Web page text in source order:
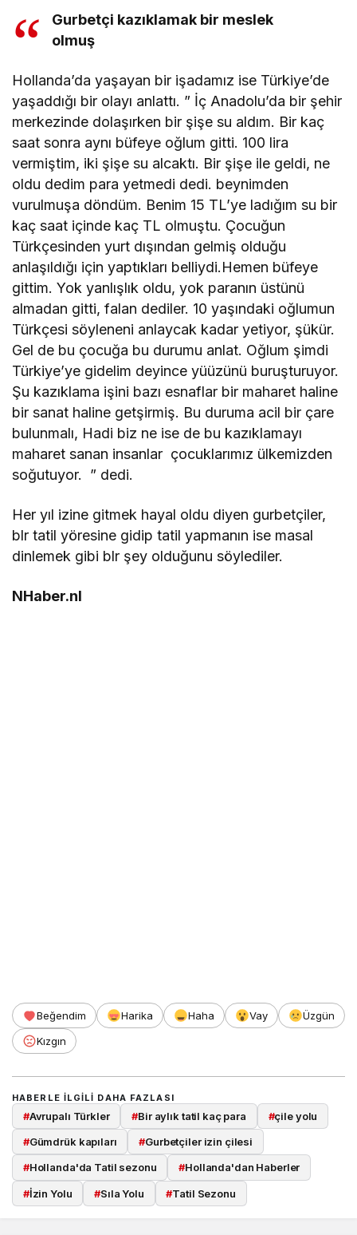
Gurbetçi kazıklamak bir meslek
olmuş
Hollanda’da yaşayan bir işadamız ise Türkiye’de
yaşaddığı bir olayı anlattı. ” İç Anadolu’da bir şehir
merkezinde dolaşırken bir şişe su aldım. Bir kaç
saat sonra aynı büfeye oğlum gitti. 100 lira
vermiştim, iki şişe su alcaktı. Bir şişe ile geldi, ne
oldu dedim para yetmedi dedi. beynimden
vurulmuşa döndüm. Benim 15 TL’ye ladığım su bir
kaç saat içinde kaç TL olmuştu. Çocuğun
Türkçesinden yurt dışından gelmiş olduğu
anlaşıldığı için yaptıkları belliydi.Hemen büfeye
gittim. Yok yanlışlık oldu, yok paranın üstünü
almadan gitti, falan dediler. 10 yaşındaki oğlumun
Türkçesi söyleneni anlaycak kadar yetiyor, şükür.
Gel de bu çocuğa bu durumu anlat. Oğlum şimdi
Türkiye’ye gidelim deyince yüüzünü buruşturuyor.
Şu kazıklama işini bazı esnaflar bir maharet haline
bir sanat haline getşirmiş. Bu duruma acil bir çare
bulunmalı, Hadi biz ne ise de bu kazıklamayı
maharet sanan insanlar çocuklarımız ülkemizden
soğutuyor. ” dedi.
Her yıl izine gitmek hayal oldu diyen gurbetçiler,
blr tatil yöresine gidip tatil yapmanın ise masal
dinlemek gibi blr şey olduğunu söylediler.
NHaber.nl
Beğendim Harika Haha Vay
Üzgün
Kızgın
HABERLE ILGILI DAHA FAZLASI
#Avrupalı Türkler #Bir aylık tatil kaç para #çile yolu
#Gümdrük kapıları #Gurbetçiler izin çilesi
#Hollanda'da Tatil sezonu #Hollanda'dan Haberler
#İzin Yolu #Sıla Yolu #Tatil Sezonu